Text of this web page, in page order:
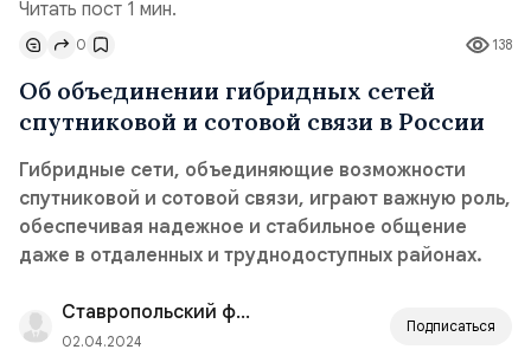
Читать пост 1 мин.
138
0
Об объединении гибридных сетей
спутниковой и сотовой связи в России
Гибридные сети, объединяющие возможности
спутниковой и сотовой связи, играют важную роль,
обеспечивая надежное и стабильное общение
даже в отдаленных и труднодоступных районах.
Ставропольский филиал РАНХиГС
02.04.2024
Подписаться